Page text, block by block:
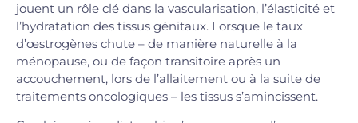
jouent un rôle clé dans la vascularisation, l’élasticité et
l’hydratation des tissus génitaux. Lorsque le taux
d’œstrogènes chute – de manière naturelle à la
ménopause, ou de façon transitoire après un
accouchement, lors de l’allaitement ou à la suite de
traitements oncologiques – les tissus s’amincissent.